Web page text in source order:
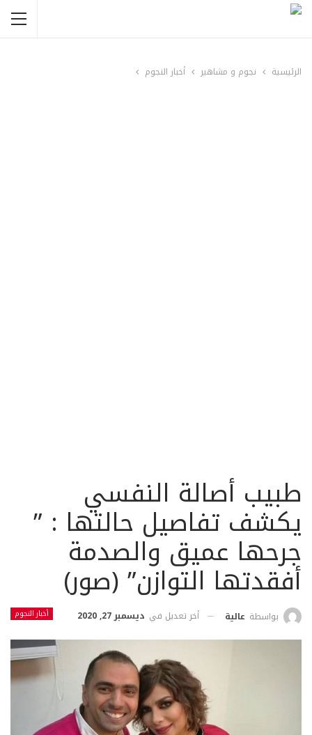
الرئيسية نجوم و مشاهير أخبار النجوم
طبيب أصالة النفسي
يكشف تفاصيل حالتها : ”
جرحها عميق والصدمة
أفقدتها التوازن” (صور)
أخبار النجوم بواسطة عالية أخر تعديل في ديسمبر 27, 2020